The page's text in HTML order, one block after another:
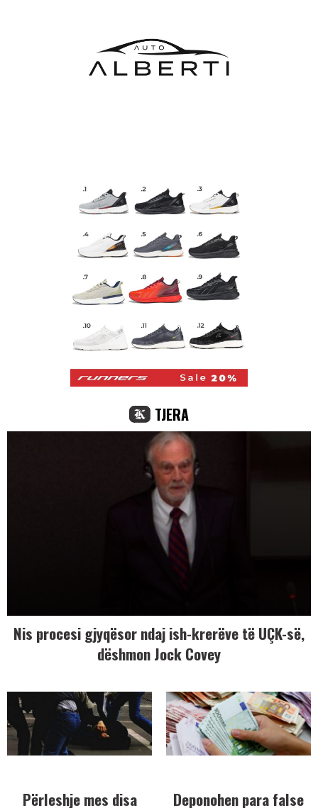
TJERA
Nis procesi gjyqësor ndaj ish-krerëve të UÇK-së,
dëshmon Jock Covey
Përleshje mes disa
Deponohen para false